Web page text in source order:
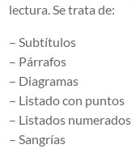
lectura. Se trata de:
– Subtítulos
– Párrafos
– Diagramas
– Listado con puntos
– Listados numerados
– Sangrías